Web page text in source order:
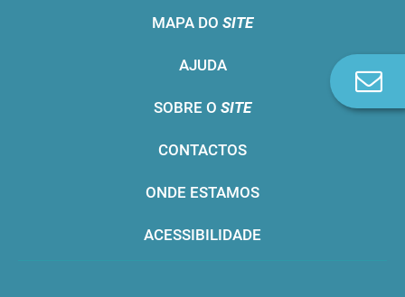
MAPA DO SITE
AJUDA
SOBRE O SITE
CONTACTOS
ONDE ESTAMOS
ACESSIBILIDADE